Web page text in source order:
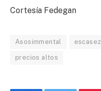
Cortesía Fedegan
Asosimmental escasez
precios altos